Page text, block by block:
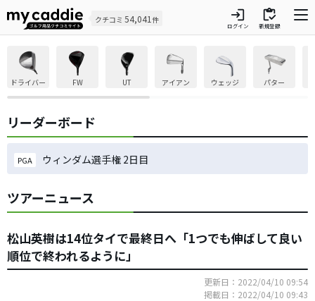
クチコミ 54,041 件 login
ログイン
inventory
新規登録
ドライバー FW UT アイアン ウェッジ パター
リーダーボード
PGA ウィンダム選手権 2日目
ツアーニュース
松山英樹は14位タイで最終日へ「1つでも伸ばして良い
順位で終われるように」
更新日：2022/04/10 09:54
掲載日：2022/04/10 09:43